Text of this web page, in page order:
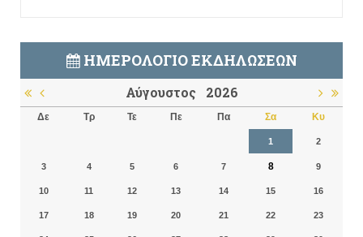
ΗΜΕΡΟΛΌΓΙΟ ΕΚΔΗΛΏΣΕΩΝ
Αύγουστος 2026
Δε Τρ Τε Πε Πα Σα Κυ
1 2
3 4 5 6 7 8 9
10 11 12 13 14 15 16
17 18 19 20 21 22 23